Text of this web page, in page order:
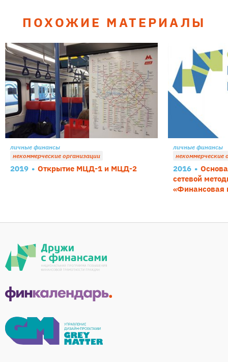
ПОХОЖИЕ МАТЕРИАЛЫ
личные финансы
некоммерческие организации
2019 Открытие МЦД-1 и МЦД-2
личные финансы
некоммерческие
2016
сетевой
«Финансовая